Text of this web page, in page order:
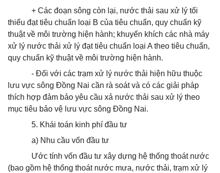
+ Các đoạn sông còn lại, nước thải sau xử lý tối
thiểu đạt tiêu chuẩn loại B của tiêu chuẩn, quy chuẩn kỹ
thuật về môi trường hiện hành; khuyến khích các nhà máy
xử lý nước thải xử lý đạt tiêu chuẩn loại A theo tiêu chuẩn,
quy chuẩn kỹ thuật về môi trường hiện hành.
- Đối với các trạm xử lý nước thải hiện hữu thuộc
lưu vực sông Đồng Nai cần rà soát và có các giải pháp
thích hợp đảm bảo yêu cầu xả nước thải sau xử lý theo
mục tiêu bảo vệ lưu vực sông Đồng Nai.
5. Khái toán kinh phí đầu tư
a) Nhu cầu vốn đầu tư
Ước tính vốn đầu tư xây dựng hệ thống thoátnước
(bao gồm hệ thống thoátnước mưa, nước thải, trạm xử lý